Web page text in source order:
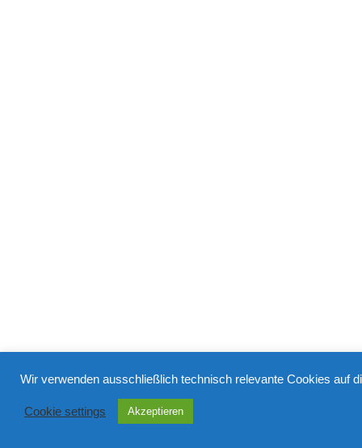
Wir verwenden ausschließlich technisch relevante Cookies auf
Cookie settings Akzeptieren